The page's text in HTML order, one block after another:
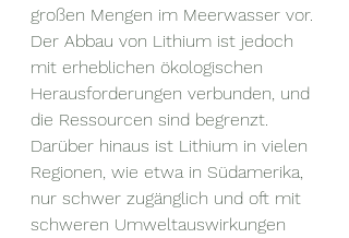
großen Mengen im Meerwasser vor.
Der Abbau von Lithium ist jedoch
mit erheblichen ökologischen
Herausforderungen verbunden, und
die Ressourcen sind begrenzt.
Darüber hinaus ist Lithium in vielen
Regionen, wie etwa in Südamerika,
nur schwer zugänglich und oft mit
schweren Umweltauswirkungen